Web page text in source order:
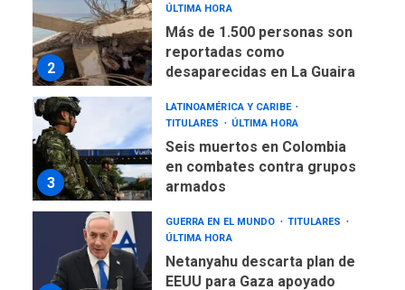
2
ÚLTIMA HORA
Más de 1.500 personas son
reportadas como
desaparecidas en La Guaira
3
LATINOAMÉRICA Y CARIBE
TITULARES
ÚLTIMA HORA
Seis muertos en Colombia
en combates contra grupos
armados
GUERRA EN EL MUNDO
TITULARES
ÚLTIMA HORA
Netanyahu descarta plan de
EEUU para Gaza apoyado